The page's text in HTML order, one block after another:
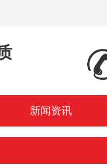
新闻资讯